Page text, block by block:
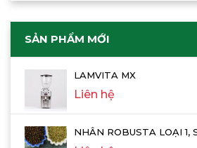
SẢN PHẨM MỚI
LAMVITA MX
Liên hệ
NHÂN ROBUSTA LOẠI 1,